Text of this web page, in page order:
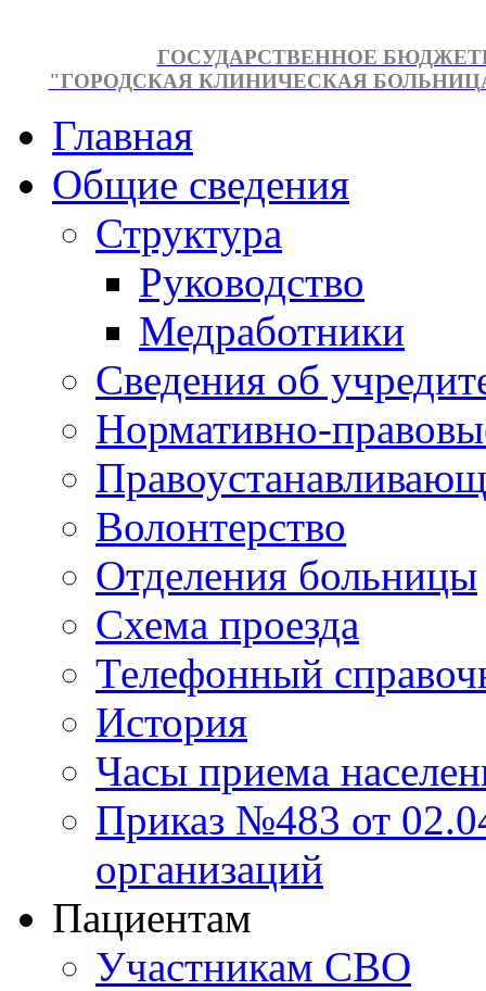
ГОСУДАРСТВЕННОЕ
"ГОРОДСКАЯ КЛИНИЧЕСКАЯ
Главная
Общие сведения
Структура
Руководство
Медработники
Сведения об
Нормативно-
Волонтерство
Отделения больницы
Схема проезда
Телефонный
История
Часы приема
Приказ №483 от
организаций
Пациентам
Участникам СВО